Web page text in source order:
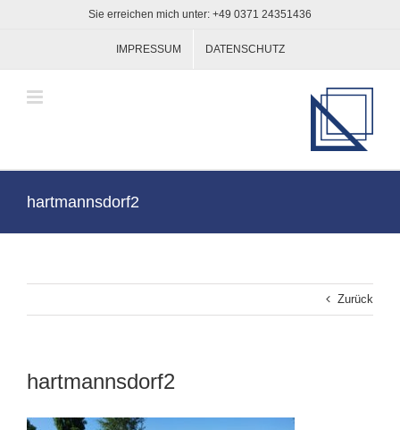
Sie erreichen mich unter: +49 0371 24351436
IMPRESSUM DATENSCHUTZ
hartmannsdorf2
Zurück
hartmannsdorf2